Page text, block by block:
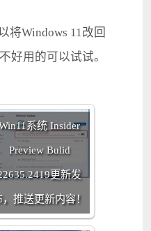
Windows 11改回
好用的可以试试。
系统 Insider
Preview Bulid
更新发
，推送更新内容！